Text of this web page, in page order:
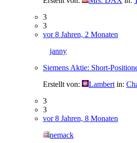
3
3
vor 8 Jahren, 2 Monaten
janny
Siemens Aktie: Short-
Erstellt von:
Lambert in:
3
3
vor 8 Jahren, 8 Monaten
nemack